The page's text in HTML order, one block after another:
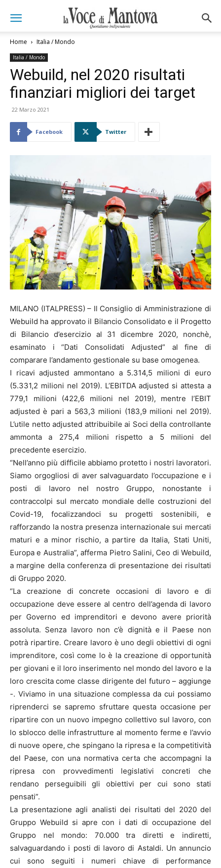
Home Italia / Mondo
Italia / Mondo
Webuild, nel 2020 risultati
finanziari migliori dei target
22 Marzo 2021
Facebook Twitter
MILANO (ITALPRESS) – Il Consiglio di Amministrazione di
Webuild ha approvato il Bilancio Consolidato e il Progetto
di Bilancio d’esercizio al 31 dicembre 2020, nonchè,
esaminato i “Dati Consolidati Adjusted” al fine di
comparare l’andamento gestionale su base omogenea.
I ricavi adjusted ammontano a 5.314,5 milioni di euro
(5.331,2 milioni nel 2019). L’EBITDA adjusted si attesta a
779,1 milioni (422,6 milioni nel 2019), mentre l’EBIT
adjusted è pari a 563,3 milioni (183,9 milioni nel 2019).
L’utile netto adjusted attribuibile ai Soci della controllante
ammonta a 275,4 milioni rispetto a 5 milioni del
precedente esercizio.
“Nell’anno più difficile abbiamo protetto i nostri lavoratori.
Siamo orgogliosi di aver salvaguardato l’occupazione e i
posti di lavoro nel nostro Gruppo, nonostante i
contraccolpi sul mercato mondiale delle costruzioni del
Covid-19, focalizzandoci su progetti sostenibili, e
rafforzando la nostra presenza internazionale sui mercati
maturi e a minor rischio, a partire da Italia, Stati Uniti,
Europa e Australia”, afferma Pietro Salini, Ceo di Webuild,
a margine della conferenza di presentazione dei risultati
di Gruppo 2020.
“La creazione di concrete occasioni di lavoro e di
occupazione deve essere al centro dell’agenda di lavoro
per Governo ed imprenditori e devono avere priorità
assoluta. Senza lavoro non c’è dignità e il Paese non
potrà ripartire. Creare lavoro è uno degli obiettivi di ogni
imprenditore, così come lo è la creazione di opportunità
per giovani e il loro inserimento nel mondo del lavoro e la
loro crescita come classe dirigente del futuro – aggiunge
-. Viviamo in una situazione complessa da cui possiamo
riprenderci se sapremo sfruttare questa occasione per
ripartire con un nuovo impegno collettivo sul lavoro, con
lo sblocco delle infrastrutture al momento ferme e l’avvio
di nuove opere, che spingano la ripresa e la competitività
del Paese, con una normativa certa che accompagni la
ripresa con provvedimenti legislativi concreti che
rendano perseguibili gli obiettivi per cui sono stati
pensati”.
La presentazione agli analisti dei risultati del 2020 del
Gruppo Webuild si apre con i dati di occupazione del
Gruppo nel mondo: 70.000 tra diretti e indiretti,
salvaguardando i posti di lavoro di Astaldi. Un annuncio
cui sono seguiti i numeri chiave di performance